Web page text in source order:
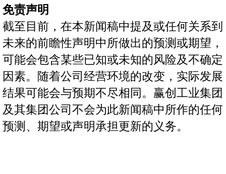
免责声明
截至目前，在本新闻稿中提及或任何关系到
未来的前瞻性声明中所做出的预测或期望，
可能会包含某些已知或未知的风险及不确定
因素。随着公司经营环境的改变，实际发展
结果可能会与预期不尽相同。赢创工业集团
及其集团公司不会为此新闻稿中所作的任何
预测、期望或声明承担更新的义务。